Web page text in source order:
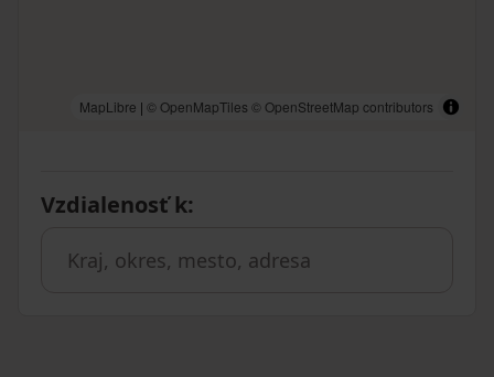
MapLibre | © OpenMapTiles © OpenStreetMap contributors
Vzdialenosť k: